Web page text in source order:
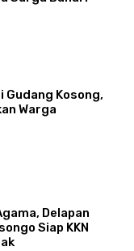
Gudang Kosong,
Warga
Delapan
Siap KKN